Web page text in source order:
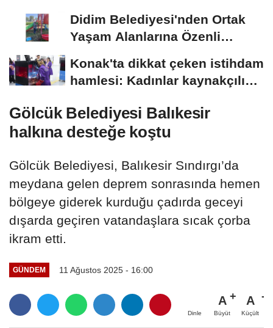
Didim Belediyesi'nden Ortak
Yaşam Alanlarına Özenli
Konak'ta dikkat çeken istihdam
hamlesi: Kadınlar kaynakçılık
Gölcük Belediyesi Balıkesir
halkına desteğe koştu
Gölcük Belediyesi, Balıkesir Sındırgı’da
meydana gelen deprem sonrasında hemen
bölgeye giderek kurduğu çadırda geceyi
dışarda geçiren vatandaşlara sıcak çorba
ikram etti.
GÜNDEM 11 Ağustos 2025 - 16:00
Dinle
A
Büyüt
A
Küçült